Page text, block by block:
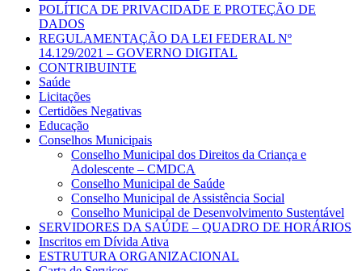
POLÍTICA DE PRIVACIDADE E PROTEÇÃO DE
DADOS
REGULAMENTAÇÃO DA LEI FEDERAL Nº
14.129/2021 – GOVERNO DIGITAL
CONTRIBUINTE
Saúde
Licitações
Certidões Negativas
Educação
Conselhos Municipais
Conselho Municipal dos Direitos da Criança e
Adolescente – CMDCA
Conselho Municipal de Saúde
Conselho Municipal de Assistência Social
Conselho Municipal de Desenvolvimento Sustentável
SERVIDORES DA SAÚDE – QUADRO DE HORÁRIOS
Inscritos em Dívida Ativa
ESTRUTURA ORGANIZACIONAL